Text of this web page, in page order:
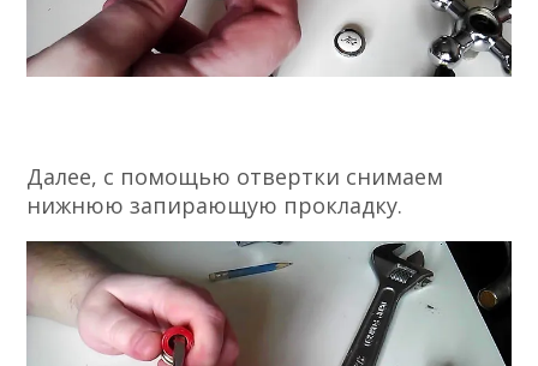
Далее, с помощью отвертки снимаем
нижнюю запирающую прокладку.